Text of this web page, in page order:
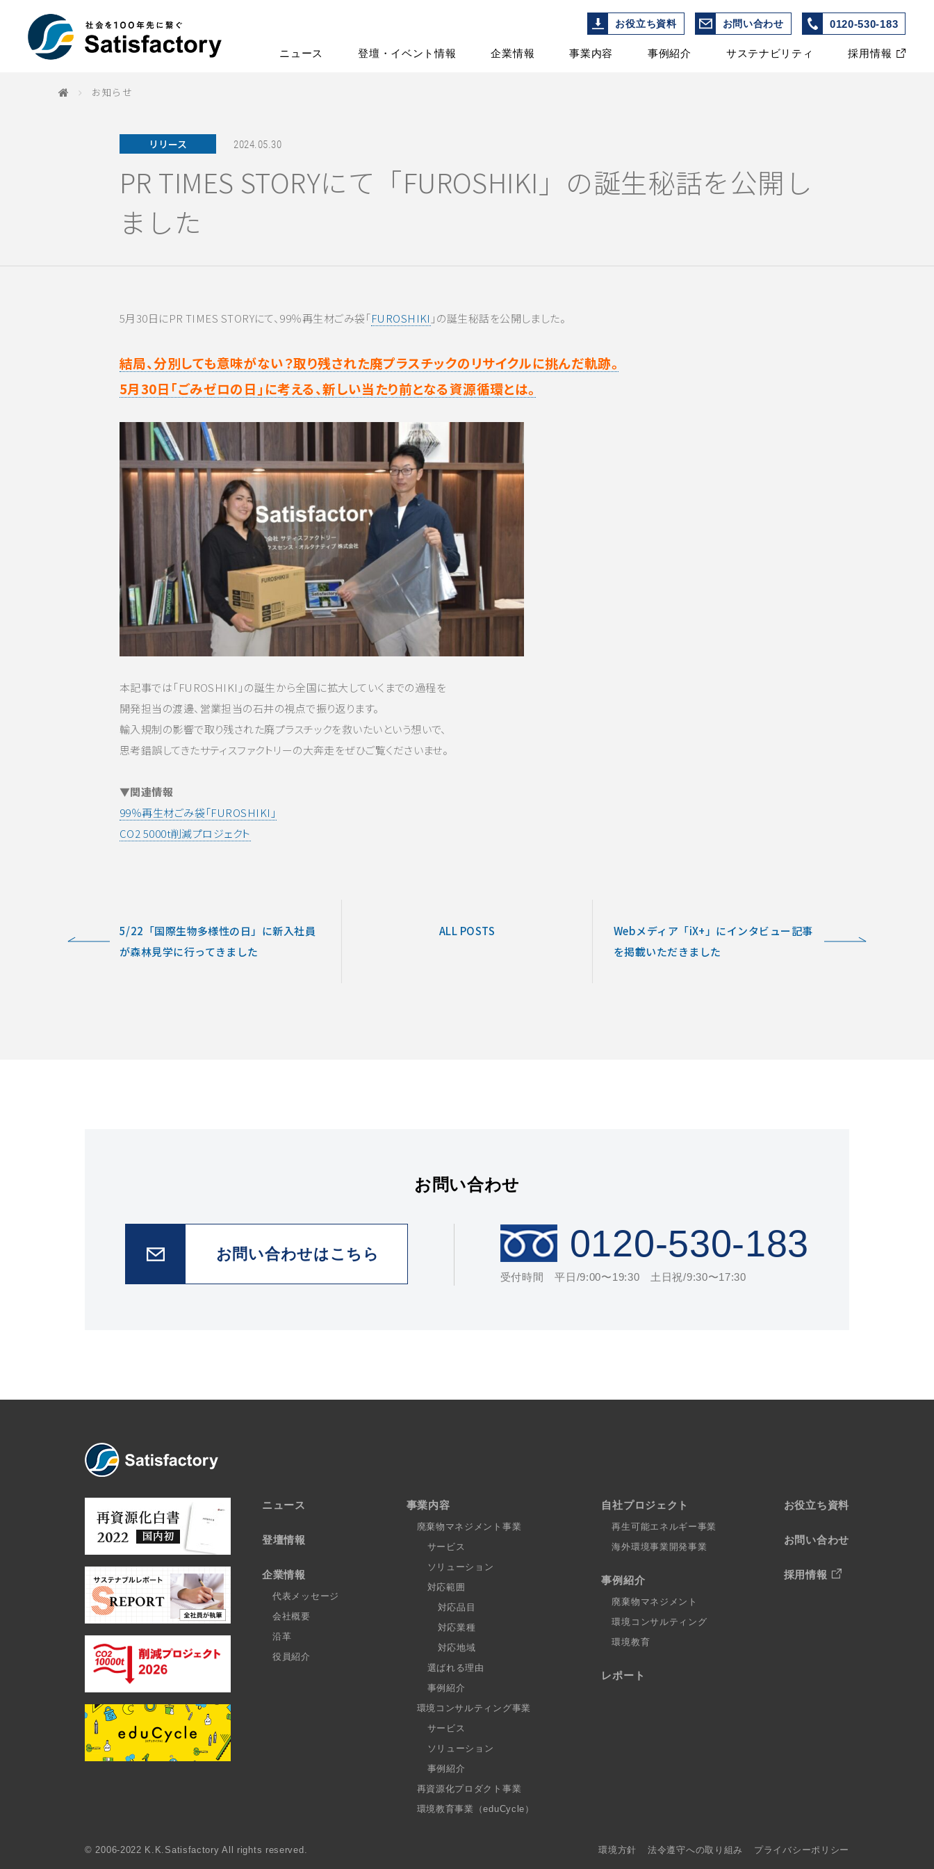
お役立ち資料 お問い合わせ 0120-530-183
ニュース 登壇・イベント情報 企業情報 事業内容 事例紹介 サステナビリティ 採用情報
お知らせ
リリース 2024.05.30
PR TIMES STORYにて「FUROSHIKI」の誕生秘話を公開し
ました
5月30日にPR TIMES STORYにて、99％再生材ごみ袋「FUROSHIKI 」の誕生秘話を公開しました。
結局、分別しても意味がない？取り残された廃プラスチックのリサイクルに挑んだ軌跡。
5月30日「ごみゼロの日」に考える、新しい当たり前となる資源循環とは。
本記事では「FUROSHIKI」の誕生から全国に拡大していくまでの過程を
開発担当の渡邊、営業担当の石井の視点で振り返ります。
輸入規制の影響で取り残された廃プラスチックを救いたいという想いで、
思考錯誤してきたサティスファクトリーの大奔走をぜひご覧くださいませ。
▼関連情報
99％再生材ごみ袋「FUROSHIKI」
CO2 5000t削減プロジェクト
5/22「国際生物多様性の日」に新入社員
が森林見学に行ってきました
ALL POSTS
Webメディア「iX+」にインタビュー記事
を掲載いただきました
お問い合わせ
お問い合わせはこちら 0120-530-183
受付時間 平日/9:00〜19:30 土日祝/9:30〜17:30
ニュース
登壇情報
企業情報
代表メッセージ
会社概要
沿革
役員紹介
事業内容
廃棄物マネジメント事業
サービス
ソリューション
対応範囲
対応品目
対応業種
対応地域
選ばれる理由
事例紹介
環境コンサルティング事業
サービス
ソリューション
事例紹介
再資源化プロダクト事業
環境教育事業（eduCycle）
自社プロジェクト
再生可能エネルギー事業
海外環境事業開発事業
事例紹介
廃棄物マネジメント
環境コンサルティング
環境教育
レポート
お役立ち資料
お問い合わせ
採用情報
環境方針 法令遵守への取り組み プライバシーポリシー
© 2006-2022 K.K.Satisfactory All rights reserved.